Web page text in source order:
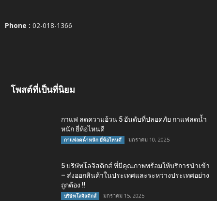
Phone : 02-018-1366
โพสต์ที่เป็นที่นิยม
กาแฟ ลดความอ้วน 5 อันดับที่ปลอดภัย กาแฟลดน้ำ
หนัก ยี่ห้อไหนดี
กาแฟลดน้ำหนัก ยี่ห้อไหนดี มกราคม 10, 2025
5 บริษัทโลจิสติกส์ ที่มีคุณภาพพร้อมให้บริการนำเข้า
– ส่งออกสินค้าในประเทศและระหว่างประเทศอย่าง
ถูกต้อง !!
บริษัทโลจิสติกส์ มกราคม 15, 2025